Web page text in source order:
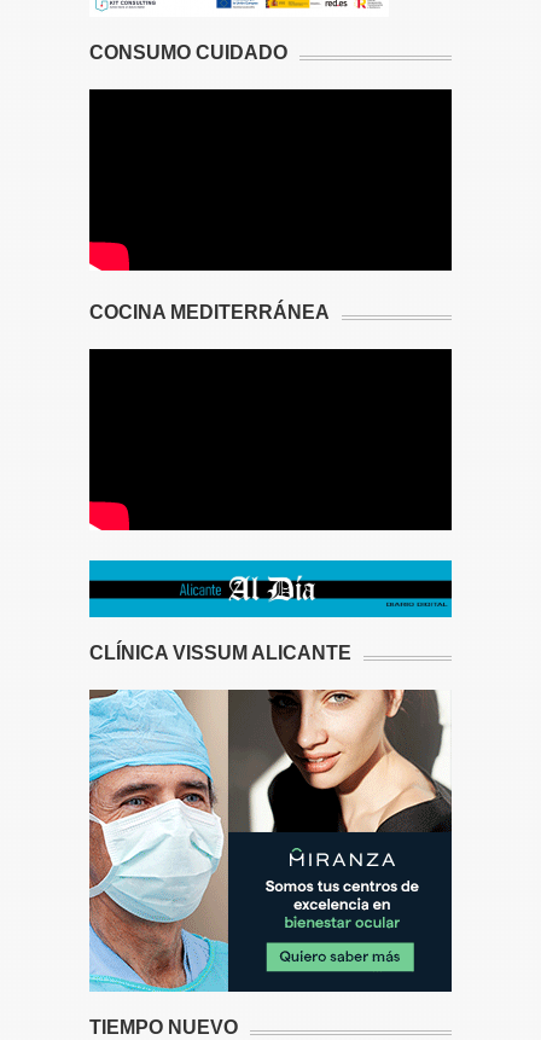
CONSUMO CUIDADO
COCINA MEDITERRÁNEA
CLÍNICA VISSUM ALICANTE
TIEMPO NUEVO